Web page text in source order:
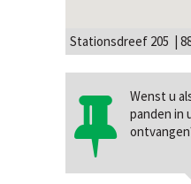
Stationsdreef 205 |
Wenst u
panden in